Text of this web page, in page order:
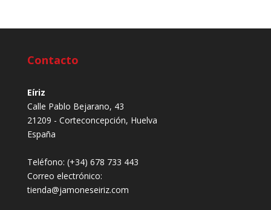
Contacto
Eíriz
Calle Pablo Bejarano, 43
21209 - Corteconcepción, Huelva
España
Teléfono: (+34) 678 733 443
Correo electrónico:
tienda@jamoneseiriz.com